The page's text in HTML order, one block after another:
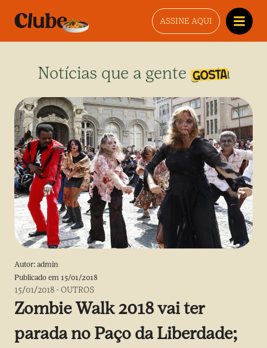
ASSINE AQUI
Notícias que a gente gosta
Autor: admin
Publicado em 15/01/2018
15/01/2018 -OUTROS
Zombie Walk 2018 vai ter
parada no Paço da Liberdade;